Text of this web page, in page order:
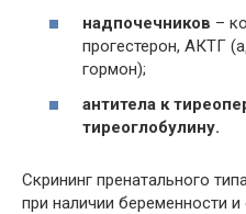
надпочечников –
прогестерон, АКТГ
гормон);
антитела к
тиреоглобулину.
Скрининг пренатального
при наличии беременности